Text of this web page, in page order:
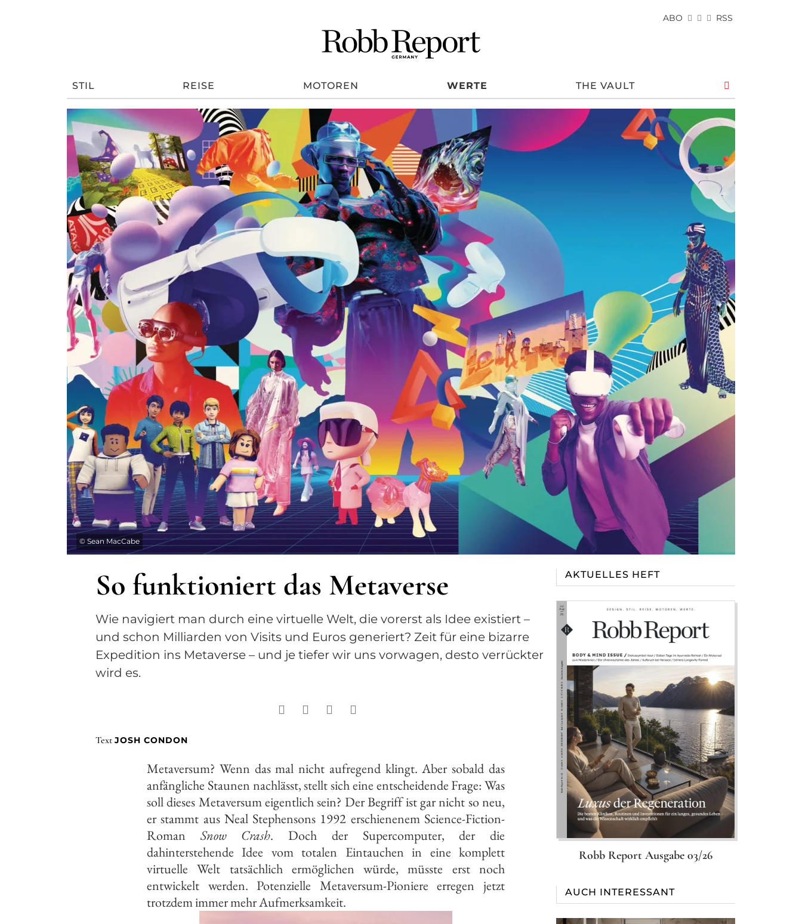
ABO RSS
STIL REISE MOTOREN WERTE THE VAULT
© Sean MacCabe
AKTUELLES HEFT
Robb Report Ausgabe 03/26
AUCH INTERESSANT
So funktioniert das Metaverse
Wie navigiert man durch eine virtuelle Welt, die vorerst als Idee existiert –
und schon Milliarden von Visits und Euros generiert? Zeit für eine bizarre
Expedition ins Metaverse – und je tiefer wir uns vorwagen, desto verrückter
wird es.
Text JOSH CONDON
Metaversum? Wenn das mal nicht aufregend klingt. Aber sobald das
anfängliche Staunen nachlässt, stellt sich eine entscheidende Frage: Was
soll dieses Metaversum eigentlich sein? Der Begriff ist gar nicht so neu,
er stammt aus Neal Stephensons 1992 erschienenem Science-Fiction-
RomanSnow Crash. Doch der Supercomputer, der die
dahinterstehende Idee vom totalen Eintauchen in eine komplett
virtuelle Welt tatsächlich ermöglichen würde, müsste erst noch
entwickelt werden. Potenzielle Metaversum-Pioniere erregen jetzt
trotzdem immer mehr Aufmerksamkeit.